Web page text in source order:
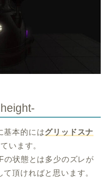
基本的にはグリッドスナ
います。
の状態とは多少のズレが
頂ければと思います。